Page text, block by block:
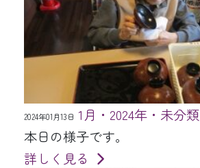
2024年01月13日 1月・2024年・未分類
本日の様子です。
詳しく見る